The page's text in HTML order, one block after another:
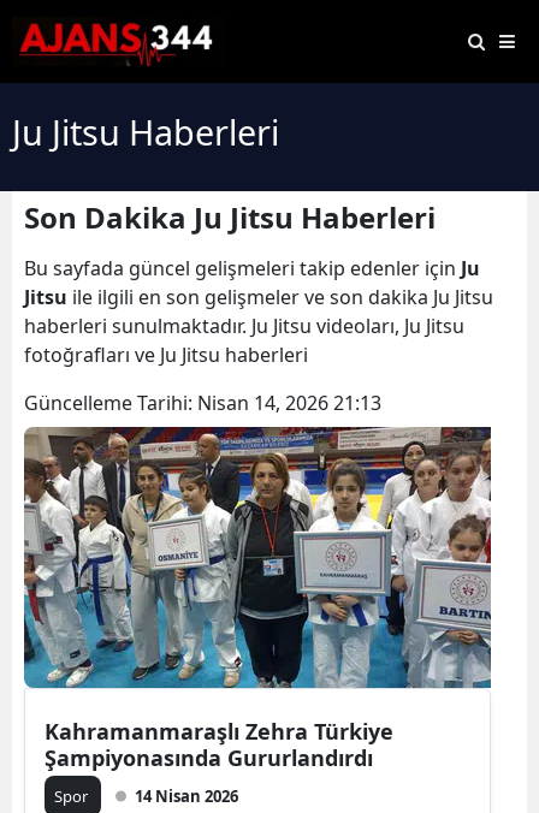
Ju Jitsu Haberleri
Son Dakika Ju Jitsu Haberleri
Bu sayfada güncel gelişmeleri takip edenler için Ju
Jitsu ile ilgili en son gelişmeler ve son dakika Ju Jitsu
haberleri sunulmaktadır. Ju Jitsu videoları, Ju Jitsu
fotoğrafları ve Ju Jitsu haberleri
Güncelleme Tarihi: Nisan 14, 2026 21:13
Kahramanmaraşlı Zehra Türkiye
Şampiyonasında Gururlandırdı
Spor 14 Nisan 2026